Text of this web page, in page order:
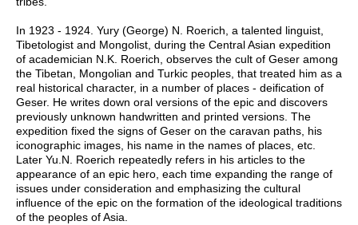
In 1923 - 1924. Yury (George) N. Roerich, a talented linguist,
Tibetologist and Mongolist, during the Central Asian expedition
of academician N.K. Roerich, observes the cult of Geser among
the Tibetan, Mongolian and Turkic peoples, that treated him as a
real historical character, in a number of places - deification of
Geser. He writes down oral versions of the epic and discovers
previously unknown handwritten and printed versions. The
expedition fixed the signs of Geser on the caravan paths, his
iconographic images, his name in the names of places, etc.
Later Yu.N. Roerich repeatedly refers in his articles to the
appearance of an epic hero, each time expanding the range of
issues under consideration and emphasizing the cultural
influence of the epic on the formation of the ideological traditions
of the peoples of Asia.